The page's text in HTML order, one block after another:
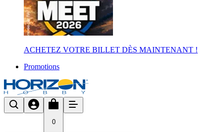
ACHETEZ VOTRE BILLET DÈS MAINTENANT !
Promotions
0